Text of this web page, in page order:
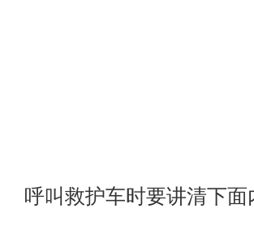
呼叫救护车时要讲清下面